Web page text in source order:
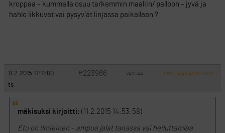
kroppaa – kummalla osuu tarkemmin maaliin/ palloon – jyvä ja
hahlo likkuvat vai pysyv’ät linjassa paikallaan ?
11.2.2015 17:11:00 #223966 VASTAA ILMOITA ASIATON VIESTI
ts
mäkisuksi kirjoitti: (11.2.2015 14:53:58)
Etu on ilmieinen – ampua jalat tanassa vai heiluttamlaa